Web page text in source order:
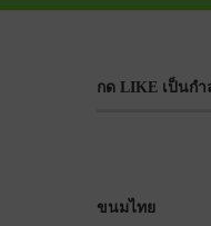
กด LIKE เป็นก
ขนมไทย